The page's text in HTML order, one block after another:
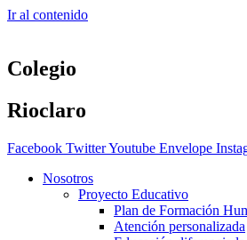
Ir al contenido
Colegio
Rioclaro
Facebook TwitterYoutube Envelope
Nosotros
Proyecto Educativo
Plan de Formación
Atención personalizada